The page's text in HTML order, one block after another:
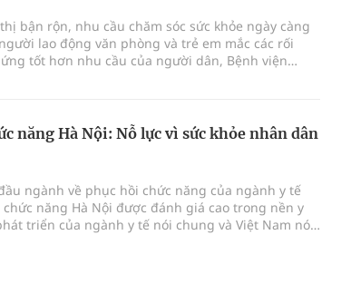
Nhân Sâm (Panax Spp.): Tổng
bận rộn, nhu cầu chăm sóc sức khỏe ngày càng
lao động văn phòng và trẻ em mắc các rối
tốt hơn nhu cầu của người dân, Bệnh viện
năng Hà Nội: Nỗ lực vì sức khỏe nhân dân
ngành về phục hồi chức năng của ngành y tế
chức năng Hà Nội được đánh giá cao trong nền y
triển của ngành y tế nói chung và Việt Nam nói